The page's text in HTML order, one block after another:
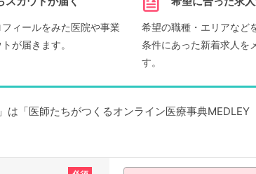
ィールをみた医院や事業
が届きます。
希望の職種・エリアなど
条件にあった新着求人を
す。
は「医師たちがつくるオンライン医療事典